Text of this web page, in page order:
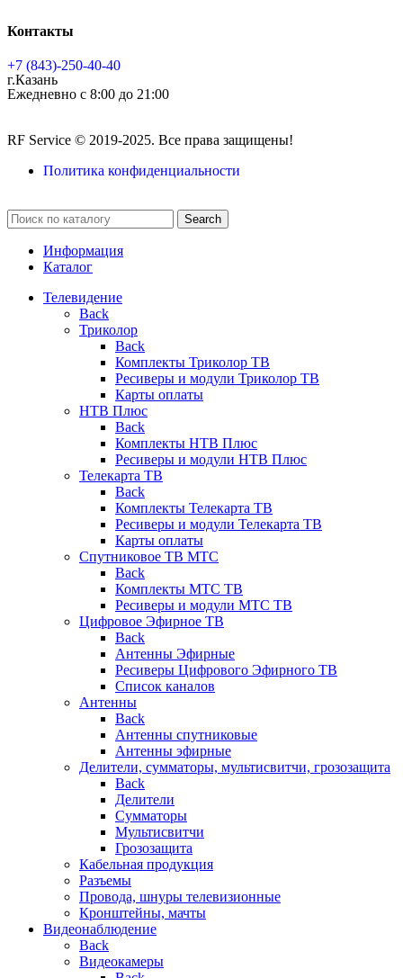
Контакты
+7 (843)-250-40-40
г.Казань
Ежедневно с 8:00 до 21:00
RF Service © 2019-2025. Все права защищены!
Политика конфиденциальности
Search
Информация
Каталог
Телевидение
Back
Триколор
Back
Комплекты Триколор ТВ
Ресиверы и модули Триколор ТВ
Карты оплаты
НТВ Плюс
Back
Комплекты НТВ Плюс
Ресиверы и модули НТВ Плюс
Телекарта ТВ
Back
Комплекты Телекарта ТВ
Ресиверы и модули Телекарта ТВ
Карты оплаты
Спутниковое ТВ МТС
Back
Комплекты МТС ТВ
Ресиверы и модули МТС ТВ
Цифровое Эфирное ТВ
Back
Антенны Эфирные
Ресиверы Цифрового Эфирного ТВ
Список каналов
Антенны
Back
Антенны спутниковые
Антенны эфирные
Делители, сумматоры, мультисвитчи, грозозащита
Back
Делители
Сумматоры
Мультисвитчи
Грозозащита
Кабельная продукция
Разъемы
Провода, шнуры телевизионные
Кронштейны, мачты
Видеонаблюдение
Back
Видеокамеры